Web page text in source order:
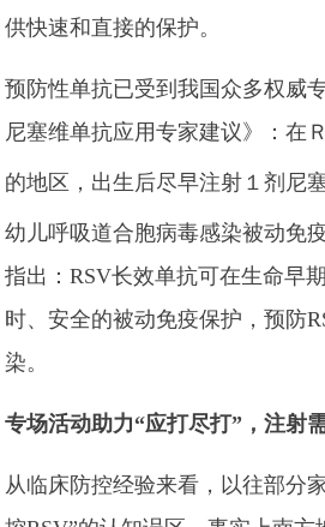
供快速和直接的保护。
预防性单抗已受到我国众多权威
尼塞维单抗应用专家建议》：在
的地区，出生后尽早注射１剂尼
幼儿呼吸道合胞病毒感染被动免
指出：RSV长效单抗可在生命早
时、安全的被动免疫保护，预防
染。
专场活动助力“应打尽打”，注射
从临床防控经验来看，以往部分